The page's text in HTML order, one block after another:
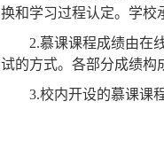
1.在保证教学质量的
换和学习过程认定。学
2.慕课课程成绩由在
试的方式。各部分成绩